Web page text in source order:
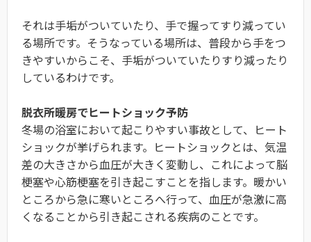
それは手垢がついていたり、手で握ってすり減ってい
る場所です。そうなっている場所は、普段から手をつ
きやすいからこそ、手垢がついていたりすり減ったり
しているわけです。
脱衣所暖房でヒートショック予防
冬場の浴室において起こりやすい事故として、ヒート
ショックが挙げられます。ヒートショックとは、気温
差の大きさから血圧が大きく変動し、これによって脳
梗塞や心筋梗塞を引き起こすことを指します。暖かい
ところから急に寒いところへ行って、血圧が急激に高
くなることから引き起こされる疾病のことです。